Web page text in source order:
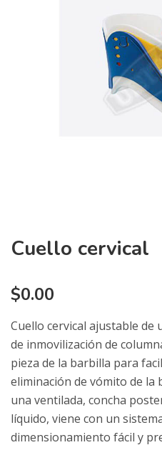
Cuello cervical
$0.00
Cuello cervical ajustable
de inmovilización de
pieza de la barbilla para
eliminación de vómito de la
una ventilada, concha
líquido, viene con un
dimensionamiento fácil y